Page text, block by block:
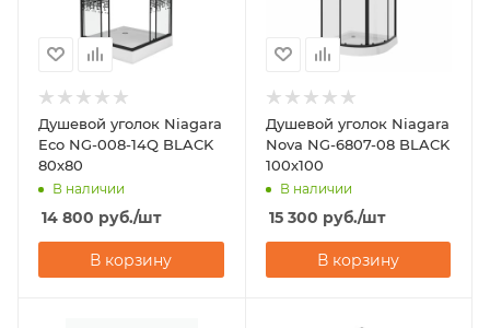
Душевой уголок Niagara
Eco NG-008-14Q BLACK
80х80
В наличии
14 800 руб./шт
В корзину
Душевой уголок Niagara
Nova NG-6807-08 BLACK
100х100
В наличии
15 300 руб./шт
В корзину